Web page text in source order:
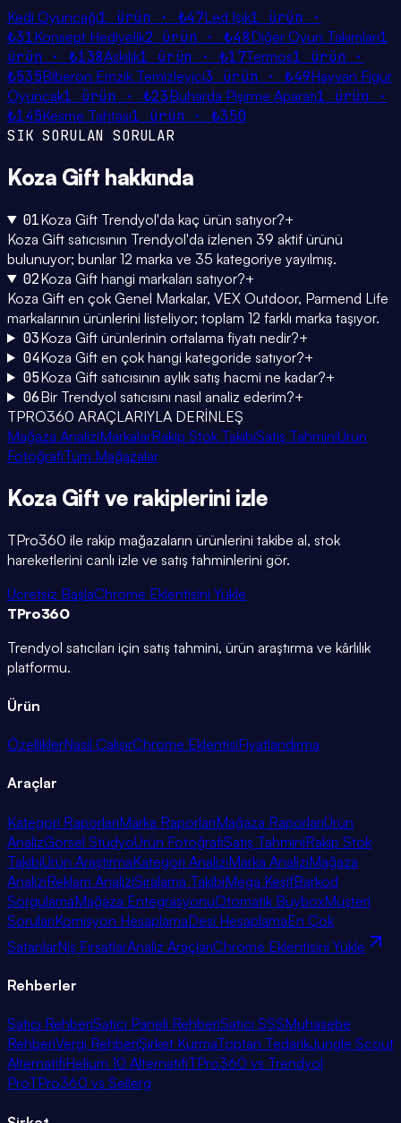
Kedi Oyuncağı1 ürün · ₺47Led Işık1 ürün ·
₺31Konsept Hediyelik2 ürün ·₺48Diğer Oyun Takımları1
ürün · ₺138Askılık1 ürün · ₺17Termos1
ürün ·
₺535Biberon Emzik Temizleyici3 ürün · ₺49Hayvan Figür
Oyuncak1 ürün · ₺23Buharda Pişirme Aparatı1 ürün ·
₺145Kesme Tahtası1 ürün · ₺350
SIK SORULAN SORULAR
Koza Gift hakkında
01Koza Gift Trendyol'da kaç ürün satıyor?+
Koza Gift satıcısının Trendyol'da izlenen 39 aktif ürünü
bulunuyor; bunlar 12 marka ve 35 kategoriye yayılmış.
02Koza Gift hangi markaları satıyor?+
Koza Gift en çok Genel Markalar, VEX Outdoor, Parmend Life
markalarının ürünlerini listeliyor; toplam 12 farklı marka taşıyor.
03Koza Gift ürünlerinin ortalama fiyatı nedir?+
04Koza Gift en çok hangi kategoride satıyor?+
05Koza Gift satıcısının aylık satış hacmi ne kadar?+
06Bir Trendyol satıcısını nasıl analiz ederim?+
TPRO360 ARAÇLARIYLA DERİNLEŞ
Mağaza AnaliziMarkalarRakip Stok TakibiSatış TahminiÜrün
FotoğrafıTüm Mağazalar
Koza Gift ve rakiplerini izle
TPro360 ile rakip mağazaların ürünlerini takibe al, stok
hareketlerini canlı izle ve satış tahminlerini gör.
Ücretsiz BaşlaChrome Eklentisini Yükle
TPro360
Trendyol satıcıları için satış tahmini, ürün araştırma ve kârlılık
platformu.
Ürün
ÖzelliklerNasıl ÇalışırChrome EklentisiFiyatlandırma
Araçlar
Kategori RaporlarıMarka RaporlarıMağaza RaporlarıÜrün
AnalizGörsel StüdyoÜrün FotoğrafıSatış TahminiRakip Stok
TakibiÜrün AraştırmaKategori AnaliziMarka AnaliziMağaza
AnaliziReklam AnaliziSıralama TakibiMega KeşifBarkod
SorgulamaMağaza EntegrasyonuOtomatik BuyboxMüşteri
SorularıKomisyon HesaplamaDesi HesaplamaEn Çok
SatanlarNiş FırsatlarAnaliz AraçlarıChrome Eklentisini Yükle
Rehberler
Satıcı RehberiSatıcı Paneli RehberiSatıcı SSSMuhasebe
RehberiVergi RehberiŞirket KurmaToptan TedarikJungle Scout
AlternatifiHelium 10 AlternatifiTPro360 vs Trendyol
ProTPro360 vs Sellerg